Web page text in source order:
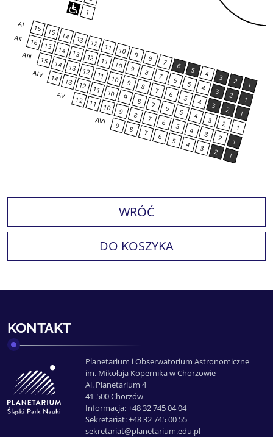
AI
AII
AIII
AIV
AV
AVI
16 15 14 13 12 11 10 9 8 7 6 5 4 3 2 1
16 15 14 13 12 11 10 9 8 7 6 5 4 3 2 1
15 14 13 12 11 10 9 8 7 6 5 4 3 2 1
14 13 12 11 10 9 8 7 6 5 4 3 2 1
12 11 10 9 8 7 6 5 4 3 2 1
9 8 7 6 5 4 3 2 1
1
WRÓĆ
DO KOSZYKA
KONTAKT
Planetarium i Obserwatorium Astronomiczne
im. Mikołaja Kopernika w Chorzowie
Al. Planetarium 4
41-500 Chorzów
Informacja: +48 32 745 04 04
Sekretariat: +48 32 745 00 55
sekretariat@planetarium.edu.pl